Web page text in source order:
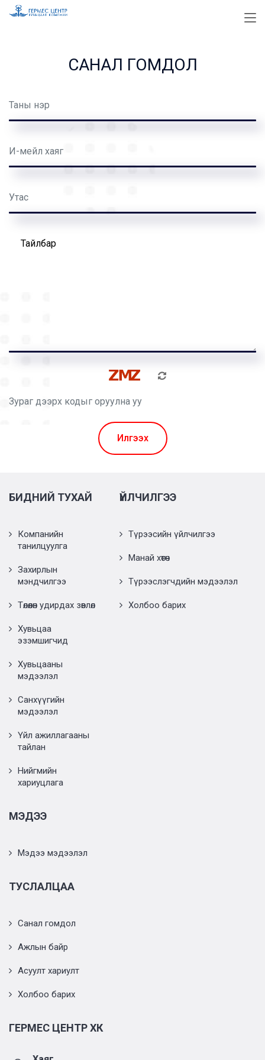
САНАЛ ГОМДОЛ
Тайлбар
Илгээх
БИДНИЙ ТУХАЙ
Компанийн
танилцуулга
Захирлын
мэндчилгээ
Төлөөлөн удирдах зөвлөл
Хувьцаа
эзэмшигчид
Хувьцааны
мэдээлэл
Санхүүгийн
мэдээлэл
Үйл ажиллагааны
тайлан
Нийгмийн
хариуцлага
ҮЙЛЧИЛГЭЭ
Түрээсийн үйлчилгээ
Манай хөтөч
Түрээслэгчдийн мэдээлэл
Холбоо барих
МЭДЭЭ
Мэдээ мэдээлэл
ТУСЛАЛЦАА
Санал гомдол
Ажлын байр
Асуулт хариулт
Холбоо барих
ГЕРМЕС ЦЕНТР ХК